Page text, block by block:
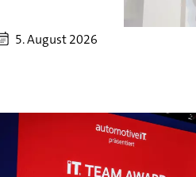
5. August 2026